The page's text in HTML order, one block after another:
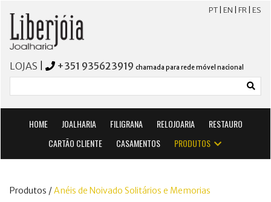
PT EN FR ES
LOJAS +351 935623919 chamada para rede móvel nacional
HOME JOALHARIA FILIGRANA RELOJOARIA
RESTAURO
CARTÃO CLIENTE
CASAMENTOS PRODUTOS
Produtos /Anéis de Noivado Solitários e Memorias